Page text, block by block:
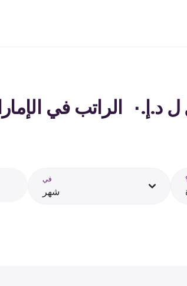
المتحدة - 2026
في
شهر